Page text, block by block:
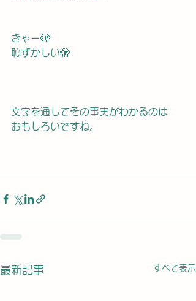
きゃー🫣
恥ずかしい🫣
文字を通してその事実がわかるのは
おもしろいですね。
最新記事 すべて表示